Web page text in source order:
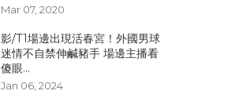
Mar 07, 2020
影/T1場邊出現活春宮！外國男球
迷情不自禁伸鹹豬手 場邊主播看
傻眼...
Jan 06, 2024